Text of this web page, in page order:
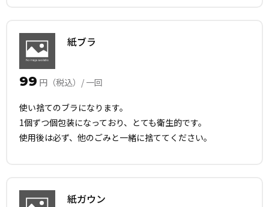
紙ブラ
99 円（税込）/ 一回
使い捨てのブラになります。
1個ずつ個包装になっており、とても衛生的です。
使用後は必ず、他のごみと一緒に捨ててください。
紙ガウン